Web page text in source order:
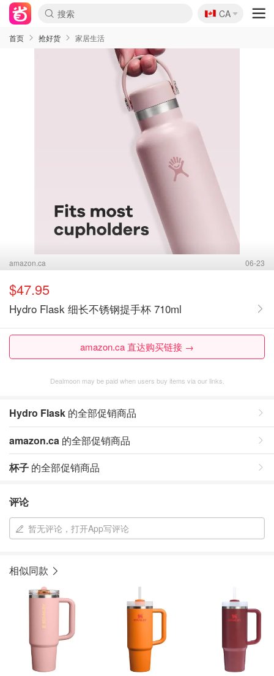
🇨🇦
CA
首页 抢好货 家居生活
amazon.ca 06-23
$47.95
Hydro Flask 细长不锈钢提手杯 710ml
amazon.ca 直达购买链接 →
Dealmoon may be paid when users buy items via our links.
Hydro Flask 的全部促销商品
amazon.ca 的全部促销商品
杯子 的全部促销商品
评论
暂无评论，打开App写评论
相似同款